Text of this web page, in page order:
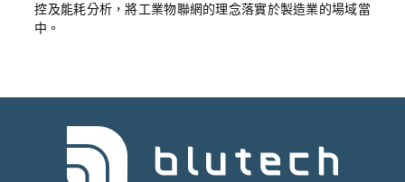
控及能耗分析，將工業物聯網的理念落實於製造業的場域當
中。